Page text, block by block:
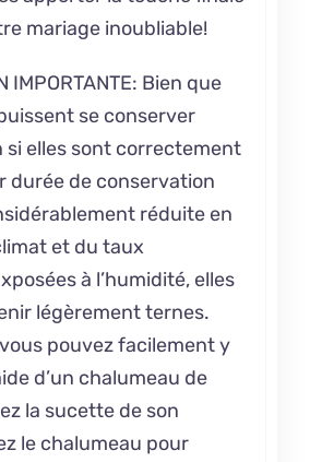
mariage inoubliable!
IMPORTANTE: Bien que
se conserver
si elles sont correctement
durée de conservation
réduite en
et du taux
à l’humidité, elles
légèrement ternes.
pouvez facilement y
d’un chalumeau de
la sucette de son
le chalumeau pour